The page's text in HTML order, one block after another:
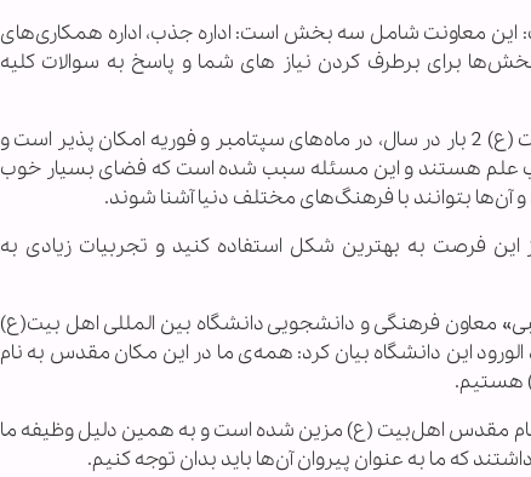
این معاونت شامل سه بخش است: اداره جذب، اداره همکاری‌های
برای برطرف کردن نیاز های شما و پاسخ به سوالات کلیه
وی بیان کرد: پذیرش دانشجو در دانشگاه بین‌المللی اهل بیت (ع) 2 بار در سال، در ماه‌های سپتامبر و فوریه امکان پذیر است و
مشغول کسب علم هستند و این مسئله سبب شده است که فضای بسیار خوب
بتوانند با فرهنگ‌های مختلف دنیا آشنا شوند.
این فرصت به بهترین شکل استفاده کنید و تجربیات زیادی به
معاون فرهنگی و دانشجویی دانشگاه بین المللی اهل بیت(ع)
این دانشگاه بیان کرد: همه‌ی ما در این مکان مقدس به نام
هستیم.
مقدس اهل‌بیت (ع) مزین شده است و به همین دلیل وظیفه ما
که ما به عنوان پیروان آن‌ها باید بدان توجه کنیم.